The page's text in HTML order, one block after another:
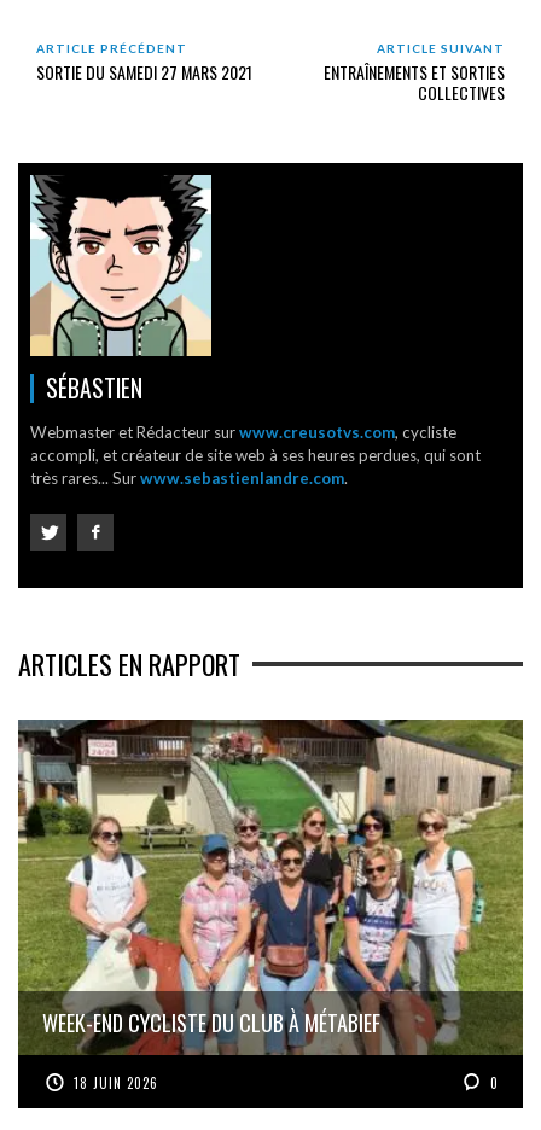
ARTICLE PRÉCÉDENT
SORTIE DU SAMEDI 27 MARS 2021
ARTICLE SUIVANT
ENTRAÎNEMENTS ET SORTIES
COLLECTIVES
SÉBASTIEN
Webmaster et Rédacteur surwww.creusotvs.com, cycliste
accompli, et créateur de site web à ses heures perdues, qui sont
très rares... Surwww.sebastienlandre.com.
ARTICLES EN RAPPORT
WEEK-END CYCLISTE DU CLUB À MÉTABIEF
18 JUIN 2026 0